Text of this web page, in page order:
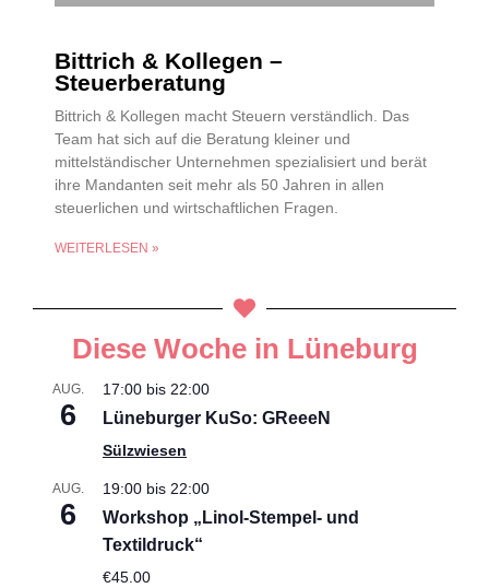
Bittrich & Kollegen –
Steuerberatung
Bittrich & Kollegen macht Steuern verständlich. Das
Team hat sich auf die Beratung kleiner und
mittelständischer Unternehmen spezialisiert und berät
ihre Mandanten seit mehr als 50 Jahren in allen
steuerlichen und wirtschaftlichen Fragen.
WEITERLESEN »
Diese Woche in Lüneburg
AUG.
6
17:00 bis 22:00
Lüneburger KuSo: GReeeN
Sülzwiesen
AUG.
6
19:00 bis 22:00
Workshop „Linol-Stempel- und
Textildruck“
€45.00